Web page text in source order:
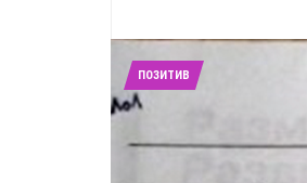
ПОЗИТИВ